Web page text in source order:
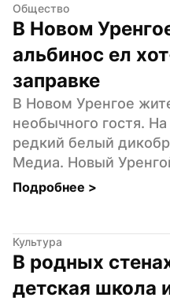
Общество
В Новом
альбинос ел
заправке
В Новом Уренгое
необычного гостя.
редкий белый
Медиа. Новый
Подробнее >
Культура
В родных
детская школа